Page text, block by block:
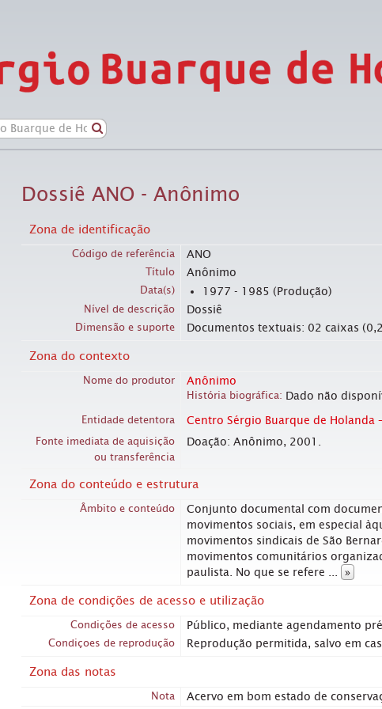
Dossiê ANO - Anônimo
Zona de identificação
Código de referência ANO
Título Anônimo
Data(s) 1977 - 1985 (Produção)
Nível de descrição Dossiê
Dimensão e suporte Documentos textuais: 02 caixas
Zona do contexto
Nome do produtor Anônimo
História biográfica Dado não
Entidade detentora Centro Sérgio Buarque de Holanda
Fonte imediata de aquisição
ou transferência
Doação: Anônimo, 2001.
Zona do conteúdo e estrutura
Âmbito e conteúdo
Conjunto documental com
movimentos sociais, em especial
movimentos sindicais de São
movimentos comunitários
paulista. No que se refere
»
Zona de condições de acesso e utilização
Condições de acesso Público, mediante agendamento
Condiçoes de reprodução Reprodução permitida, salvo em
Zona das notas
Nota Acervo em bom estado de